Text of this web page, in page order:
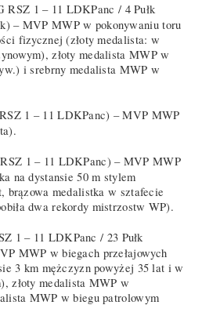
RSZ 1 – 11 LDKPanc / 4 Pułk
– MVP MWP w pokonywaniu toru
fizycznej (złoty medalista: w
złoty medalista MWP w
i srebrny medalista MWP w
1 – 11 LDKPanc) – MVP MWP
1 – 11 LDKPanc) – MVP MWP
na dystansie 50 m stylem
brązowa medalistka w sztafecie
dwa rekordy mistrzostw WP).
1 – 11 LDKPanc / 23 Pułk
MWP w biegach przełajowych
3 km mężczyzn powyżej 35 lat i w
złoty medalista MWP w
MWP w biegu patrolowym